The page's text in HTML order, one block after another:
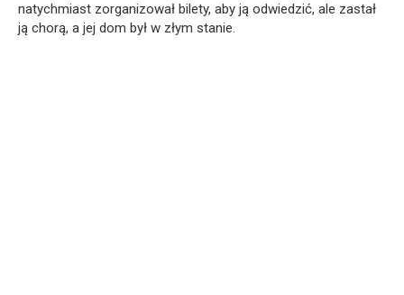
natychmiast zorganizował bilety, aby ją odwiedzić, ale zastał
ją chorą, a jej dom był w złym stanie.